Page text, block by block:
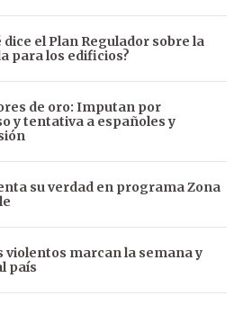
dice el Plan Regulador sobre la
para los edificios?
de oro: Imputan por
y tentativa a españoles y
su verdad en programa Zona
violentos marcan la semana y
país